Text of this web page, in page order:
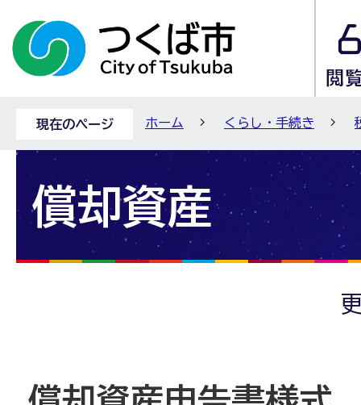
現在のページ ホーム くらし・手続き
償却資産